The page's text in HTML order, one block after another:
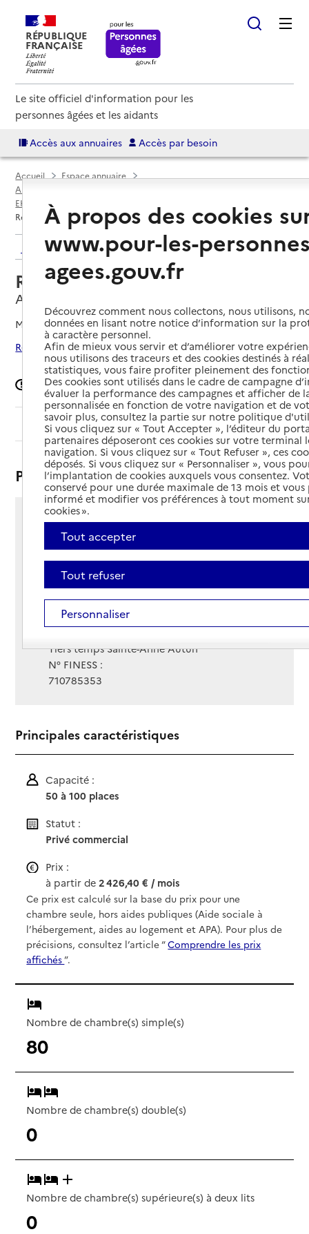
RÉPUBLIQUE
FRANÇAISE
Le site officiel d'information pour les
personnes âgées et les aidants
Accès aux annuaires Accès par besoin
Accueil
Espace annuaire
Annuaire EHPAD et maisons de retraite
EHPAD par département
Résidence Sainte-Anne
Retour aux résultats de l'annuaire
Résidence Sainte-Anne
Autun, SAONE-ET-LOIRE
Mis à jour le13/02/2026
Rechercher les établissements autour de Autun
Signaler une erreur
Sommaire
Présentation
14 rue Lauchien le Boucher
71400 - Autun
Voir itinéraire
Téléphone :
03 85 52 15 36
Contact
Contact
Site Internet
Site internet
Tiers temps Sainte-Anne Autun
N° FINESS :
710785353
Principales caractéristiques
Capacité :
50 à 100 places
Statut :
Privé commercial
Prix :
à partir de2 426,40 € / mois
Ce prix est calculé sur la base du prix pour une
chambre seule, hors aides publiques (Aide sociale à
l’hébergement, aides au logement et APA). Pour plus de
précisions, consultez l’article “Comprendre les prix
affichés”.
Nombre de chambre(s) simple(s)
80
Nombre de chambre(s) double(s)
0
Nombre de chambre(s) supérieure(s) à deux lits
0
À propos des cookies
www.pour-les-
agees.gouv.fr
Découvrez comment nous collectons, nous utilisons,
données en lisant notre notice d’information sur la
à caractère personnel.
Afin de mieux vous servir et d’améliorer votre
nous utilisons des traceurs et des cookies destinés à
statistiques, vous faire profiter pleinement des
Des cookies sont utilisés dans le cadre de campagne
évaluer la performance des campagnes et afficher de
personnalisée en fonction de votre navigation et de
savoir plus, consultez la partie sur notre politique
Si vous cliquez sur « Tout Accepter », l’éditeur du
partenaires déposeront ces cookies sur votre terminal
navigation. Si vous cliquez sur « Tout Refuser », ces
déposés. Si vous cliquez sur « Personnaliser », vous
l’implantation de cookies auxquels vous consentez.
conservé pour une durée maximale de 13 mois et
informé et modifier vos préférences à tout moment
cookies ».
Tout accepter
Tout refuser
Personnaliser